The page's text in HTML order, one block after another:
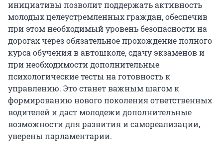
инициативы позволит поддержать активность
молодых целеустремленных граждан, обеспечив
при этом необходимый уровень безопасности на
дорогах через обязательное прохождение полного
курса обучения в автошколе, сдачу экзаменов и
при необходимости дополнительные
психологические тесты на готовность к
управлению. Это станет важным шагом к
формированию нового поколения ответственных
водителей и даст молодежи дополнительные
возможности для развития и самореализации,
уверены парламентарии.